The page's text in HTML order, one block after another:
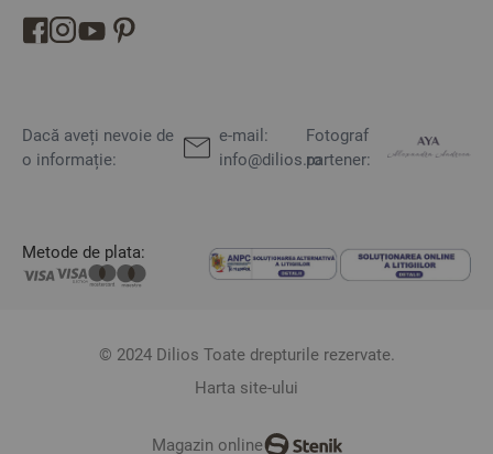
Dacă aveți nevoie de
o informație:
e-mail:
info@dilios.ro
Fotograf
partener:
Metode de plata:
© 2024 Dilios Toate drepturile rezervate.
Harta site-ului
Magazin online